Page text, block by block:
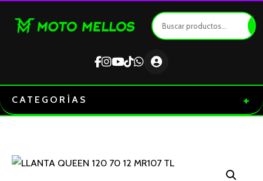
CATEGORÍAS +